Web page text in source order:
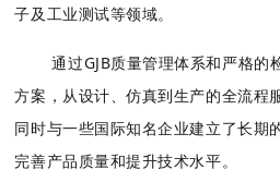
子及工业测试等领域。
通过GJB质量管理体系和严格的
方案，从设计、仿真到生产的全流程
同时与一些国际知名企业建立了长期
完善产品质量和提升技术水平。